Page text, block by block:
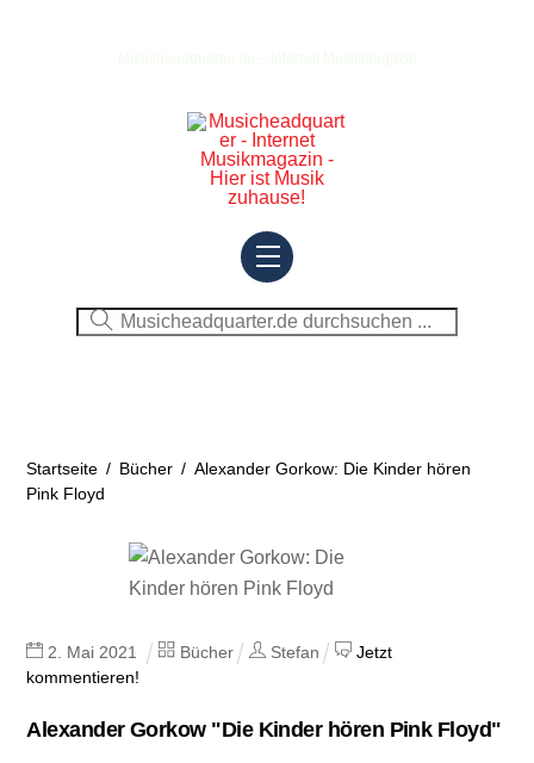
Menu
Startseite / Bücher / Alexander Gorkow: Die Kinder hören
Pink Floyd
2 Mai 2021 Bücher Stefan
Jetzt
kommentieren!
Alexander Gorkow "Die Kinder hören Pink Floyd"